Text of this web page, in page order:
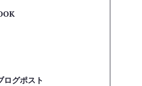
ログポスト